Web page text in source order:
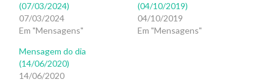
(07/03/2024)
07/03/2024
Em "Mensagens"
(04/10/2019)
04/10/2019
Em "Mensagens"
Mensagem do dia
(14/06/2020)
14/06/2020